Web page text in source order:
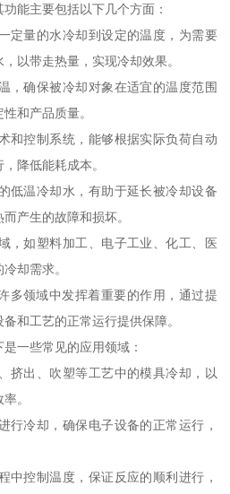
能主要包括以下几个方面：
定量的水冷却到设定的温度，为需要
以带走热量，实现冷却效果。
，确保被冷却对象在适宜的温度范围
和产品质量。
和控制系统，能够根据实际负荷自动
降低能耗成本。
低温冷却水，有助于延长被冷却设备
产生的故障和损坏。
，如塑料加工、电子工业、化工、医
却需求。
多领域中发挥着重要的作用，通过提
和工艺的正常运行提供保障。
一些常见的应用领域：
挤出、吹塑等工艺中的模具冷却，以
。
行冷却，确保电子设备的正常运行，
中控制温度，保证反应的顺利进行，